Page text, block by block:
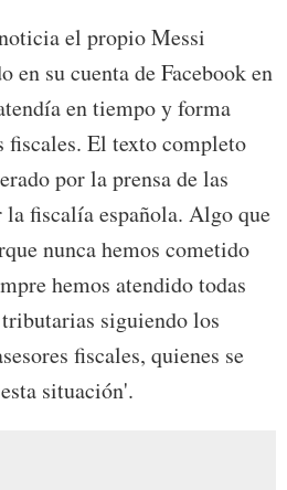
el propio Messi
en su cuenta de Facebook en
en tiempo y forma
fiscales. El texto completo
por la prensa de las
fiscalía española. Algo que
nunca hemos cometido
hemos atendido todas
siguiendo los
fiscales, quienes se
situación'.